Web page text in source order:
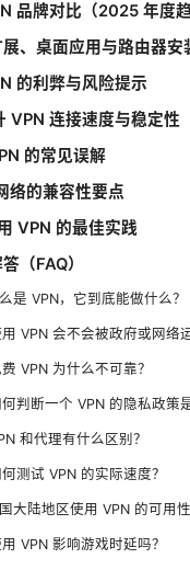
品牌对比（2025 年度趋
、桌面应用与路由器安
的利弊与风险提示
VPN 连接速度与稳定性
的常见误解
络的兼容性要点
VPN 的最佳实践
（FAQ）
是 VPN，它到底能做什么？
VPN 会不会被政府或网络
VPN 为什么不可靠？
判断一个 VPN 的隐私政策
和代理有什么区别？
测试 VPN 的实际速度？
大陆地区使用 VPN 的可用性
VPN 影响游戏时延吗？